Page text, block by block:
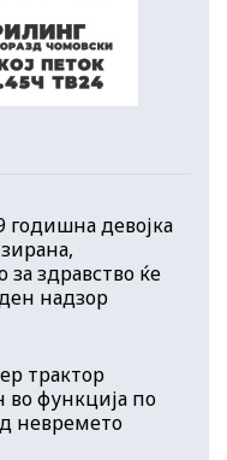
годишна девојка
здравство ќе
надзор
трактор
во функција по
невремето